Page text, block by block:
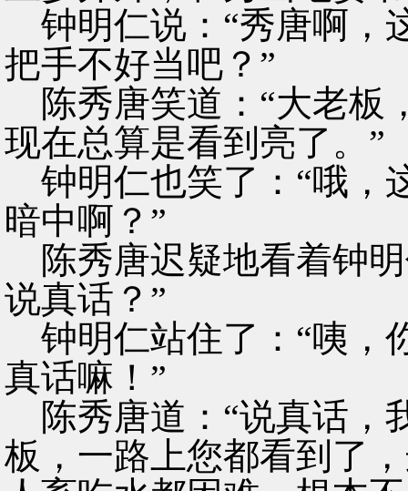
钟明仁说：“秀唐啊，
把手不好当吧？”
陈秀唐笑道：“大老板
现在总算是看到亮了。”
钟明仁也笑了：“哦，
暗中啊？”
陈秀唐迟疑地看着钟
说真话？”
钟明仁站住了：“咦，
真话嘛！”
陈秀唐道：“说真话，
板，一路上您都看到了